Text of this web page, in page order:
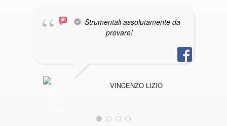
Strumentali assolutamente da
provare!
VINCENZO LIZIO